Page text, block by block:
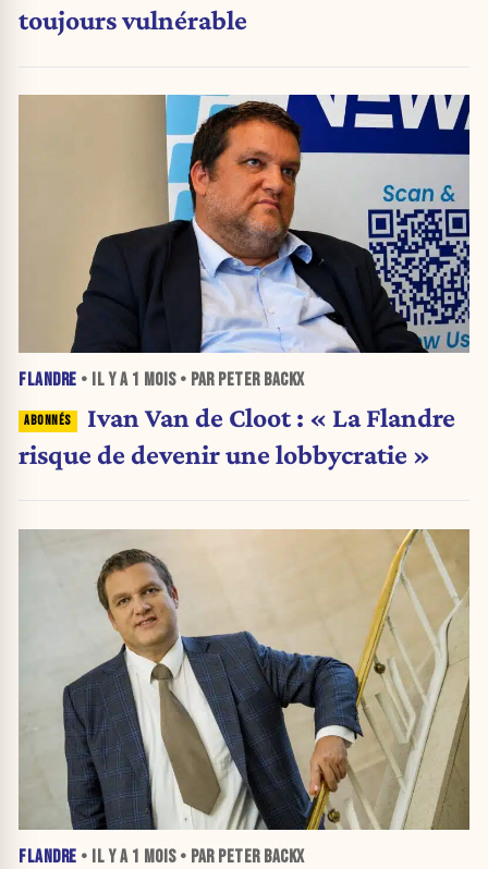
toujours vulnérable
FLANDRE • IL Y A 1 MOIS• PAR PETER BACKX
Ivan Van de Cloot : « La Flandre
risque de devenir une lobbycratie »
FLANDRE • IL Y A 1 MOIS• PAR PETER BACKX